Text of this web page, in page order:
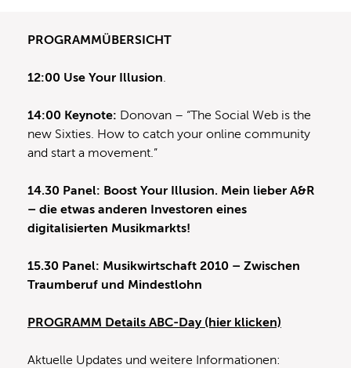
PROGRAMMÜBERSICHT
12:00 Use Your Illusion.
14:00 Keynote: Donovan – “The Social Web is the
new Sixties. How to catch your online community
and start a movement.”
14.30 Panel: Boost Your Illusion. Mein lieber A&R
– die etwas anderen Investoren eines
digitalisierten Musikmarkts!
15.30 Panel: Musikwirtschaft 2010 – Zwischen
Traumberuf und Mindestlohn
PROGRAMM Details ABC-Day (hier klicken)
Aktuelle Updates und weitere Informationen: